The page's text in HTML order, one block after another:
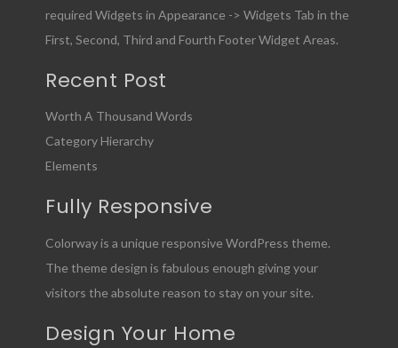
required Widgets in Appearance -> Widgets Tab in the
First, Second, Third and Fourth Footer Widget Areas.
Recent Post
Worth A Thousand Words
Category Hierarchy
Elements
Fully Responsive
Colorway is a unique responsive WordPress theme.
The theme design is fabulous enough giving your
visitors the absolute reason to stay on your site.
Design Your Home